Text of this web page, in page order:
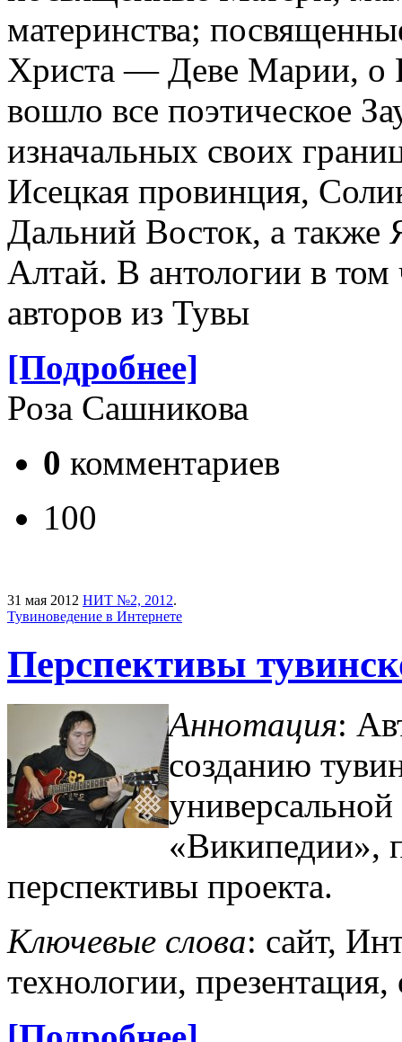
материнства;
Христа — Деве Марии, о
вошло все поэтическое
изначальных своих
Исецкая провинция,
Дальний Восток, а также
Алтай. В антологии в
авторов из Тувы
[Подробнее]
Роза Сашникова
0 комментариев
100
31 мая 2012 НИТ №2, 2012.
Тувиноведение в Интернете
Перспективы
Аннотация:
созданию
«Википедии»,
перспективы проекта.
Ключевые слова: сайт,
технологии,